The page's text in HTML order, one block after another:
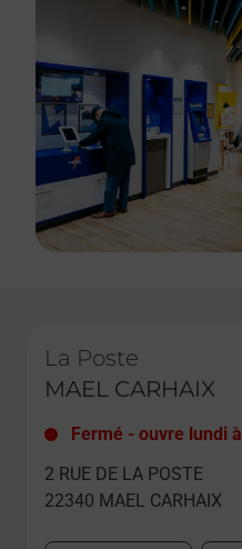
La Poste
MAEL CARHAIX
Fermé - ouvre lundi à
2 RUE DE LA POSTE
22340 MAEL CARHAIX